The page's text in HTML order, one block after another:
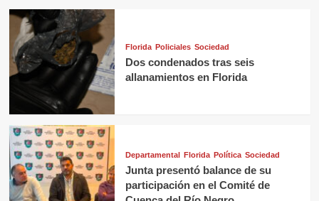
Florida Policiales Sociedad
Dos condenados tras seis
allanamientos en Florida
Departamental Florida Política Sociedad
Junta presentó balance de su
participación en el Comité de